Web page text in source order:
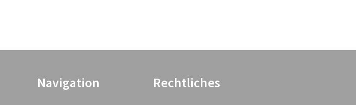
Navigation Rechtliches